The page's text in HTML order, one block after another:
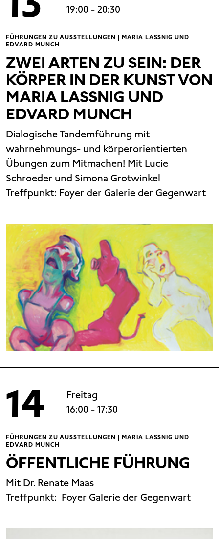
19:00 - 20:30
FÜHRUNGEN ZU AUSSTELLUNGEN | MARIA LASSNIG UND
EDVARD MUNCH
ZWEI ARTEN ZU SEIN: DER
KÖRPER IN DER KUNST VON
MARIA LASSNIG UND
EDVARD MUNCH
Dialogische Tandemführung mit
wahrnehmungs- und körperorientierten
Übungen zum Mitmachen! Mit Lucie
Schroeder und Simona Grotwinkel
Treffpunkt: Foyer der Galerie der Gegenwart
14
Freitag
16:00 - 17:30
FÜHRUNGEN ZU AUSSTELLUNGEN | MARIA LASSNIG UND
EDVARD MUNCH
ÖFFENTLICHE FÜHRUNG
Mit Dr. Renate Maas
Treffpunkt: Foyer Galerie der Gegenwart